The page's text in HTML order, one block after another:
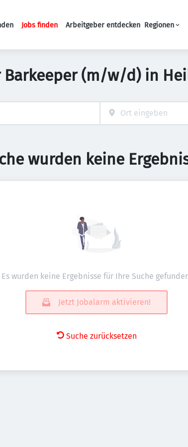
Haupt-Navigation
Jobs finden Arbeitgeber entdecken Regionen
(m/w/d) in
wurden keine
Es wurden keine Ergebnisse für Ihre Suche
Jetzt Jobalarm aktivieren!
Suche zurücksetzen